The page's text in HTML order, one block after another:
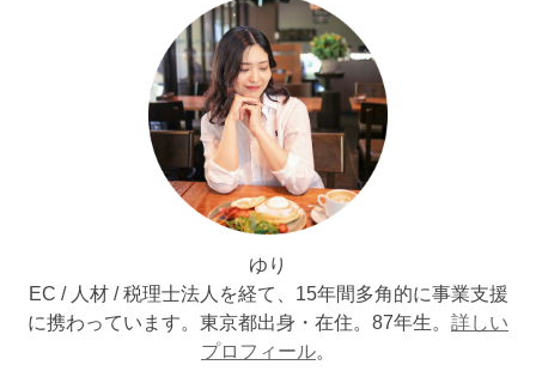
ゆり
EC / 人材 / 税理士法人を経て、15年間多角的に事業支援
に携わっています。東京都出身・在住。87年生。 詳しい
プロフィール。